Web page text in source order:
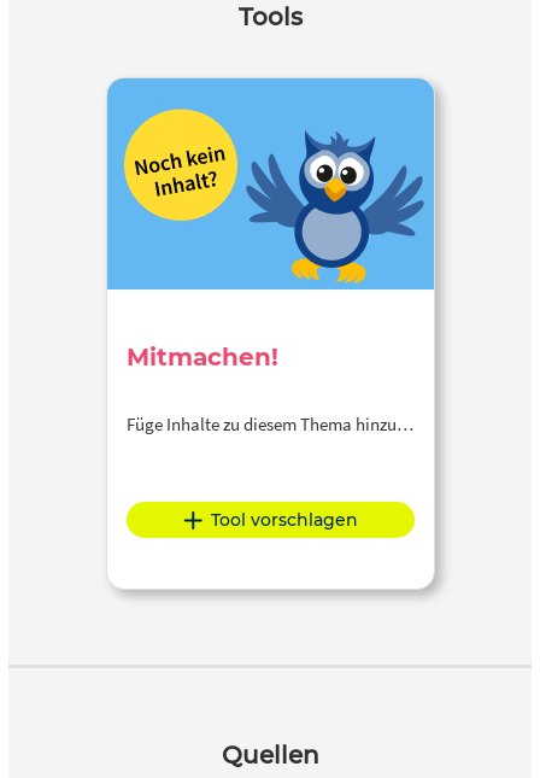
Tools
Mitmachen!
Füge Inhalte zu diesem Thema hinzu…
Tool vorschlagen
Quellen